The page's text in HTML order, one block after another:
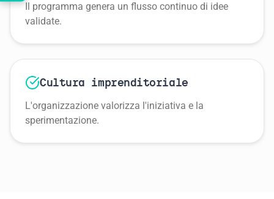
Il programma genera un flusso continuo di idee
validate.
Cultura imprenditoriale
L'organizzazione valorizza l'iniziativa e la
sperimentazione.